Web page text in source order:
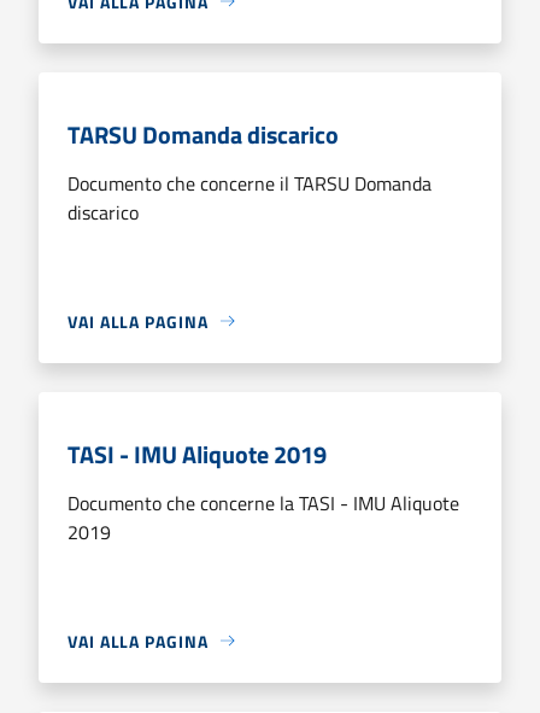
TARSU Domanda discarico
Documento che concerne il TARSU Domanda
discarico
VAI ALLA PAGINA
TASI - IMU Aliquote 2019
Documento che concerne la TASI - IMU Aliquote
2019
VAI ALLA PAGINA